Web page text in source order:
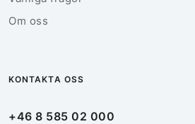
Om oss
KONTAKTA OSS
+46 8 585 02 000